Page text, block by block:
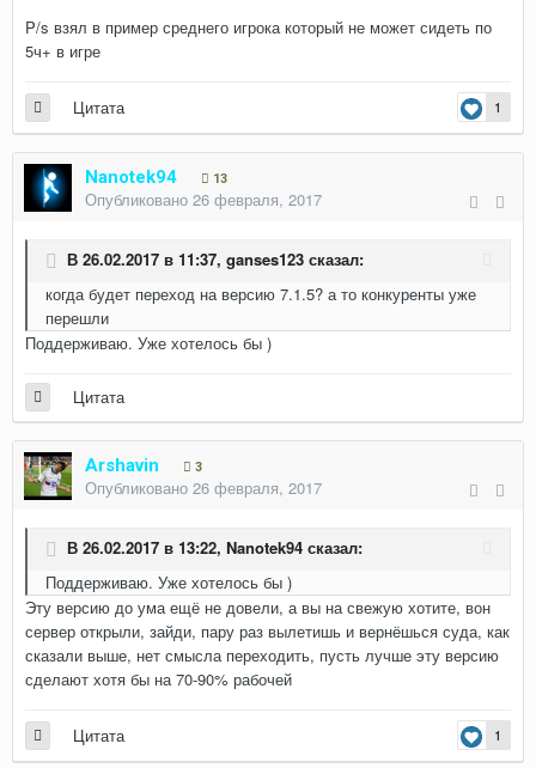
P/s взял в пример среднего игрока который не может сидеть по
5ч+ в игре
1
Цитата
Nanotek94 13
Опубликовано 26 февраля, 2017
В 26.02.2017 в 11:37, ganses123 сказал:
когда будет переход на версию 7.1.5? а то конкуренты уже
перешли
Поддерживаю. Уже хотелось бы )
Цитата
Arshavin 3
Опубликовано 26 февраля, 2017
В 26.02.2017 в 13:22, Nanotek94 сказал:
Поддерживаю. Уже хотелось бы )
Эту версию до ума ещё не довели, а вы на свежую хотите, вон
сервер открыли, зайди, пару раз вылетишь и вернёшься суда, как
сказали выше, нет смысла переходить, пусть лучше эту версию
сделают хотя бы на 70-90% рабочей
1
Цитата